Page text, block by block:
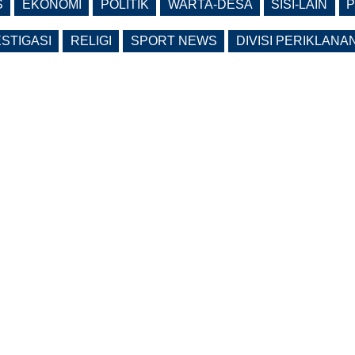
EKONOMI POLITIK WARTA-DESA SISI-LAIN
RELIGI SPORT NEWS DIVISI